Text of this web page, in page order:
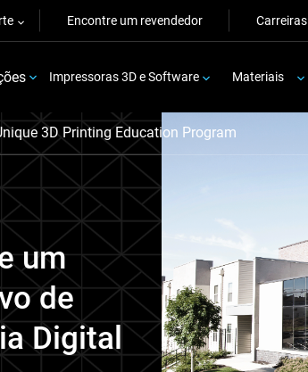
Encontre um revendedor Carreiras
Impressoras 3D e Software Materiais
3D Printing Education Program
um
de
Digital